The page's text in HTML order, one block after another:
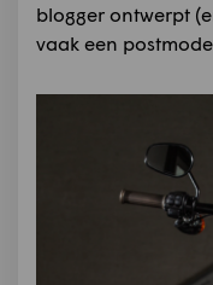
blogger ontwerpt
vaak een